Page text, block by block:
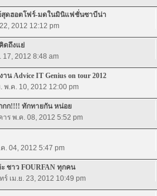
สุดฮอตโฟร์-มดในมินิแฟชั่นซาบีน่า
2012 12:12 pm
ดถึงแย่
2012 8:48 am
น Advice IT Genius on tour 2012
พ.ค. 10, 2012 12:00 pm
กก!!!! ทักทายกัน หน่อย
าร พ.ค. 08, 2012 5:52 pm
. 04, 2012 5:47 pm
ชาว FOURFAN ทุกคน
ร์ เม.ย. 23, 2012 10:49 pm